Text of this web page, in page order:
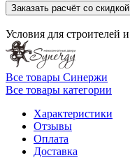
Заказать расчёт со скидкой
Условия для строителей и
Все товары Синержи
Все товары категории
Характеристики
Отзывы
Оплата
Доставка